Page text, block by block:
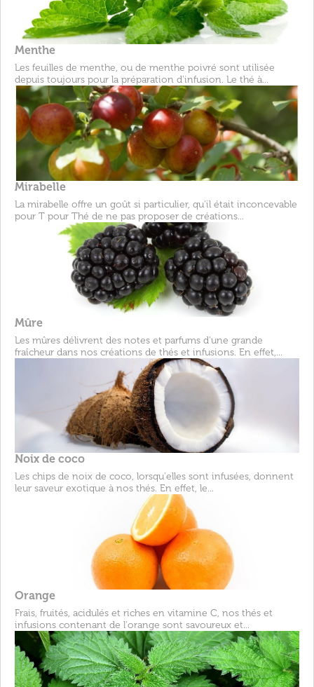
Menthe
Les feuilles de menthe, ou de menthe poivré sont utilisée
depuis toujours pour la préparation d'infusion. Le thé à...
Mirabelle
La mirabelle offre un goût si particulier, qu'il était inconcevable
pour T pour Thé de ne pas proposer de créations...
Mûre
Les mûres délivrent des notes et parfums d'une grande
fraîcheur dans nos créations de thés et infusions. En effet,...
Noix de coco
Les chips de noix de coco, lorsqu'elles sont infusées, donnent
leur saveur exotique à nos thés. En effet, le...
Orange
Frais, fruités, acidulés et riches en vitamine C, nos thés et
infusions contenant de l'orange sont savoureux et...